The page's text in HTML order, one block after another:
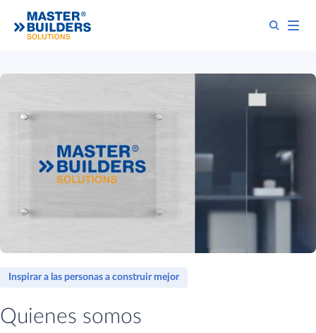
Inspirar a las personas a construir mejor
Quienes somos